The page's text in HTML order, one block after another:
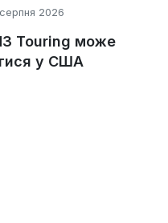
2026
Touring може
у США